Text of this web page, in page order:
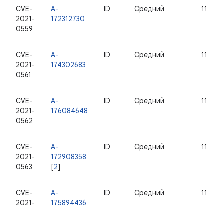
CVE-
2021-
0559
A-
172312730
ID Средний 11
CVE-
2021-
0561
A-
174302683
ID Средний 11
CVE-
2021-
0562
A-
176084648
ID Средний 11
CVE-
2021-
0563
A-
172908358
[2]
ID Средний 11
CVE-
2021-
A-
175894436
ID Средний 11